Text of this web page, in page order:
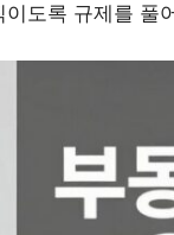
도록 규제를 풀